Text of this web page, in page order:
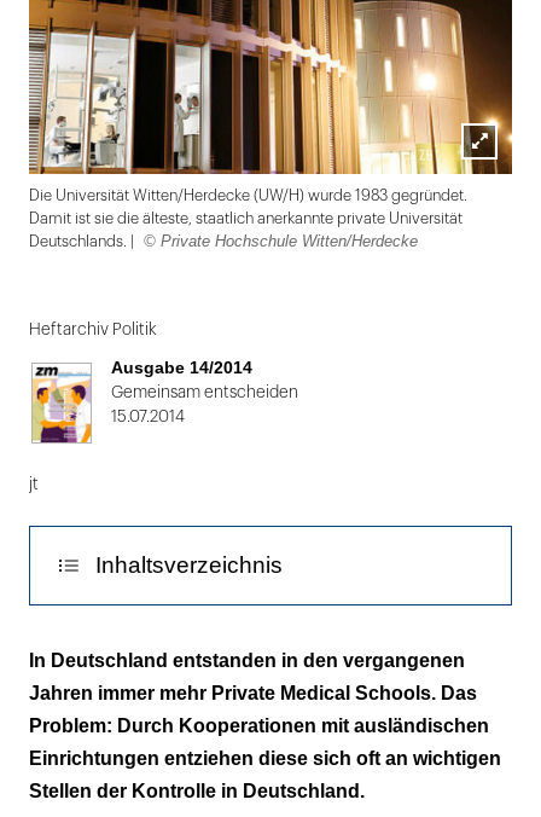
Lightbox
öffnen
Die Universität Witten/Herdecke (UW/H) wurde 1983 gegründet.
Damit ist sie die älteste, staatlich anerkannte private Universität
Deutschlands. |
© Private Hochschule Witten/Herdecke
1
von
2:
Die
Witten/Herdecke
(UW/H)
wurde
Damit
ist
sie
die
älteste,
Heftarchiv Politik
Ausgabe 14/2014
Gemeinsam entscheiden
15.07.2014
jt
Inhaltsverzeichnis
Gleiche Regeln für alle EU-Universitäten
Bislang noch keine eindeutige Evaluation
In Deutschland entstanden in den vergangenen
Jahren immer mehr Private Medical Schools. Das
Problem: Durch Kooperationen mit ausländischen
Einrichtungen entziehen diese sich oft an wichtigen
Stellen der Kontrolle in Deutschland.